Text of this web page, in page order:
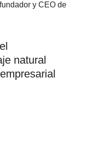
y CEO de
natural